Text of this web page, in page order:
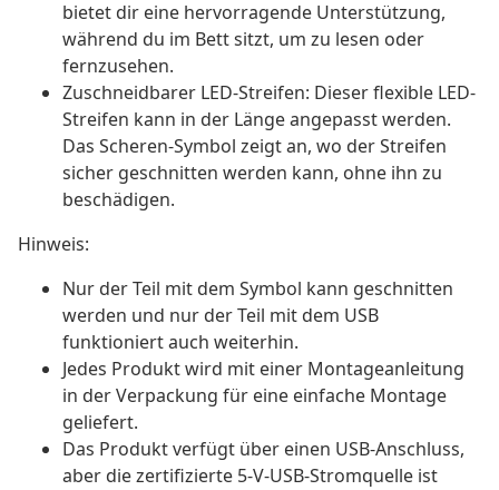
bietet dir eine hervorragende Unterstützung,
während du im Bett sitzt, um zu lesen oder
fernzusehen.
Zuschneidbarer LED-Streifen: Dieser flexible LED-
Streifen kann in der Länge angepasst werden.
Das Scheren-Symbol zeigt an, wo der Streifen
sicher geschnitten werden kann, ohne ihn zu
beschädigen.
Hinweis:
Nur der Teil mit dem Symbol kann geschnitten
werden und nur der Teil mit dem USB
funktioniert auch weiterhin.
Jedes Produkt wird mit einer Montageanleitung
in der Verpackung für eine einfache Montage
geliefert.
Das Produkt verfügt über einen USB-Anschluss,
aber die zertifizierte 5-V-USB-Stromquelle ist